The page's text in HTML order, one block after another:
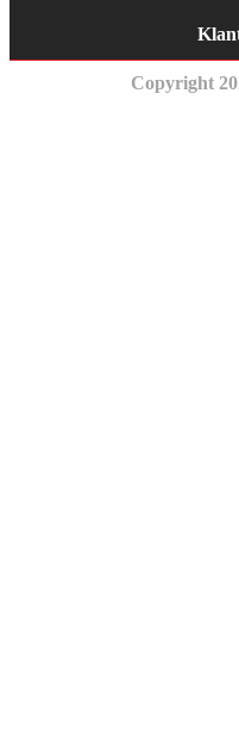
Copyright